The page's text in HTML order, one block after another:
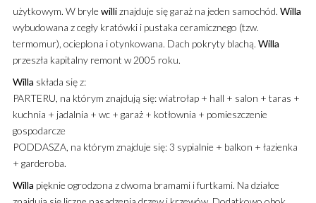
użytkowym. W bryle williznajduje się garaż na jeden samochód. Willa
wybudowana z cegły kratówki i pustaka ceramicznego (tzw.
termomur), ocieplona i otynkowana. Dach pokryty blachą. Willa
przeszła kapitalny remont w 2005 roku.
Willa składa się z:
PARTERU, na którym znajdują się: wiatrołap + hall + salon + taras +
kuchnia + jadalnia + wc + garaż + kotłownia + pomieszczenie
gospodarcze
PODDASZA, na którym znajduje się: 3 sypialnie + balkon + łazienka
+ garderoba.
Willa pięknie ogrodzona z dwoma bramami i furtkami. Na działce